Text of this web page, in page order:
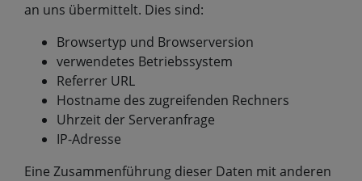
an uns übermittelt. Dies sind:
Browsertyp und Browserversion
verwendetes Betriebssystem
Referrer URL
Hostname des zugreifenden Rechners
Uhrzeit der Serveranfrage
IP-Adresse
Eine Zusammenführung dieser Daten mit anderen